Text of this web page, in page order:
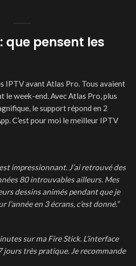
que pensent les
IPTV avant Atlas Pro. Tous avaient
le week-end. Avec Atlas Pro, plus
le support répond en 2
C’est pour moi le meilleur IPTV
impressionnant. J’ai retrouvé des
80 introuvables ailleurs. Mes
dessins animés pendant que je
l’année en 3 écrans, c’est donné.”
sur ma Fire Stick. L’interface
jours très pratique. Je recommande